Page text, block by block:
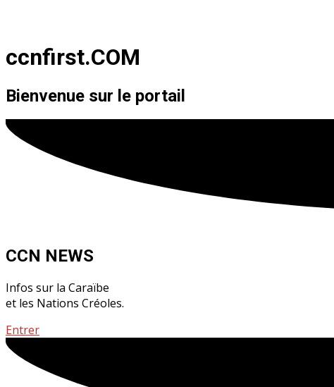
ccnfirst.COM
Bienvenue sur le portail
CCN NEWS
Infos sur la Caraïbe
et les Nations Créoles.
Entrer